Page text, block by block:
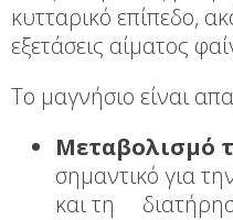
κυτταρικό επίπεδο,
εξετάσεις αίματος
Το μαγνήσιο είναι
Μεταβολισμό
σημαντικό για
και τη